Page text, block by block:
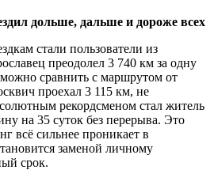
дольше, дальше и дороже всех
стали пользователи из
преодолел 3 740 км за одну
можно сравнить с маршрутом от
проехал 3 115 км, не
рекордсменом стал житель
на 35 суток без перерыва. Это
всё сильнее проникает в
заменой личному
срок.